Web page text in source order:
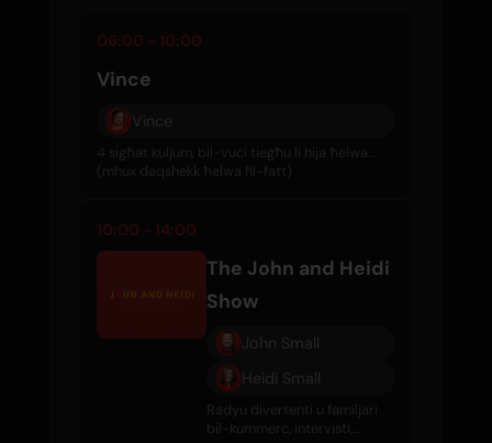
06:00 - 10:00
Vince
Vince
4 sigħat kuljum, bil-vuċi tiegħu li hija ħelwa...
(mhux daqshekk ħelwa fil-fatt)
10:00 - 14:00
The John and Heidi
Show
John Small
Heidi Small
Radyu divertenti u familjari
bil-kummerċ, intervisti,